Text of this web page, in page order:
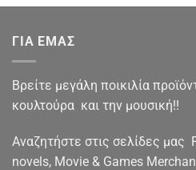
ΓΙΑ ΕΜΑΣ
Βρείτε μεγάλη ποικιλία
κουλτούρα και την μουσική!!
Αναζητήστε στις σελίδες μας
novels, Movie & Games